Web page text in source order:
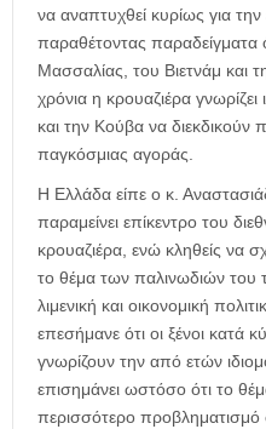
να αναπτυχθεί κυρίως για την
παραθέτοντας
Μασσαλίας, του Βιετνάμ και
χρόνια η κρουαζιέρα γνωρίζει
και την Κούβα να διεκδικούν
παγκόσμιας αγοράς.
Η Ελλάδα είπε ο κ.
παραμείνει επίκεντρο του
κρουαζιέρα, ενώ κληθείς να
το θέμα των παλινωδιών του
λιμενική και οικονομική
επεσήμανε ότι οι ξένοι κατά
γνωρίζουν την από ετών
επισημάνει ωστόσο ότι το
περισσότερο προβληματισμό